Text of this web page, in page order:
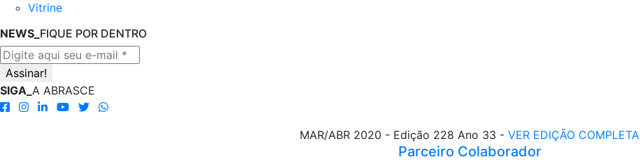
Vitrine
NEWS_ FIQUE POR DENTRO
SIGA_ A ABRASCE
MAR/ABR 2020 - Edição 228 Ano 33 - VER EDIÇÃO COMPLETA
Parceiro Colaborador